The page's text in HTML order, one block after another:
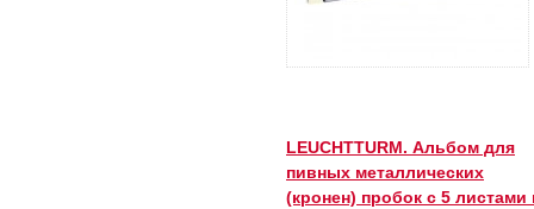
LEUCHTTURM. Альбом для
пивных металлических
(кронен) пробок с 5 листами